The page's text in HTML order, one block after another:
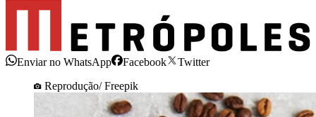
Enviar no WhatsApp Facebook
Twitter
Reprodução/ Freepik